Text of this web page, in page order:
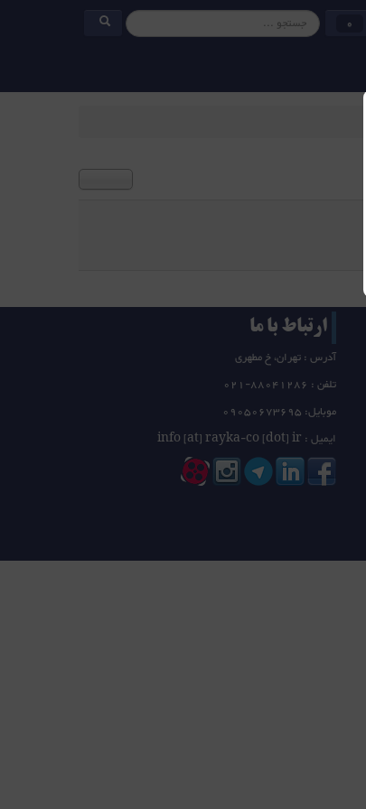
0
ارتباط با ما
آدرس : تهران، خ مطهری
تلفن : 21-88041286
0
موبایل: 09050673695
ایمیل : info [at] rayka-co [dot] ir